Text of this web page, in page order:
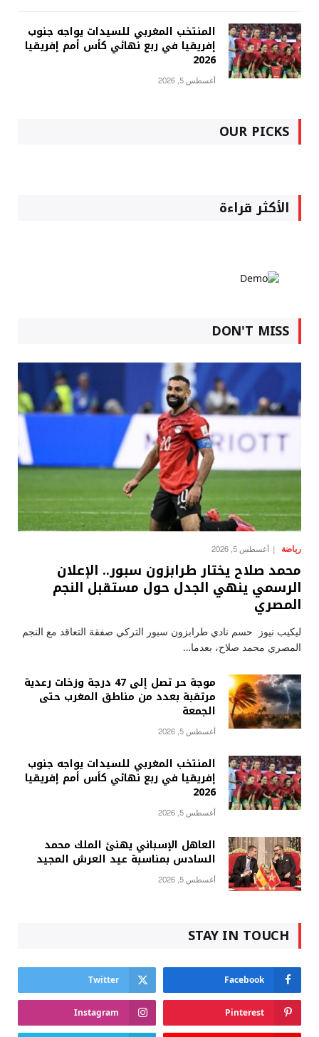
المنتخب المغربي للسيدات يواجه جنوب
إفريقيا في ربع نهائي كأس أمم إفريقيا
2026
أغسطس 5, 2026
OUR PICKS
الأكثر قراءة
DON'T MISS
رياضة أغسطس 5, 2026
محمد صلاح يختار طرابزون سبور.. الإعلان
الرسمي ينهي الجدل حول مستقبل النجم
المصري
ليكيب نيوز حسم نادي طرابزون سبور التركي صفقة التعاقد مع النجم
المصري محمد صلاح، بعدما…
موجة حر تصل إلى 47 درجة وزخات رعدية
مرتقبة بعدد من مناطق المغرب حتى
الجمعة
أغسطس 5, 2026
المنتخب المغربي للسيدات يواجه جنوب
إفريقيا في ربع نهائي كأس أمم إفريقيا
2026
أغسطس 5, 2026
العاهل الإسباني يهنئ الملك محمد
السادس بمناسبة عيد العرش المجيد
أغسطس 5, 2026
STAY IN TOUCH
Facebook
Twitter
Pinterest
Instagram